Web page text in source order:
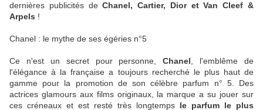
dernières publicités deChanel, Cartier, Dior et Van Cleef &
Arpels !
Chanel : le mythe de ses égéries n°5
Ce n'est un secret pour personne,Chanel , l'emblême de
l'élégance à la française a toujours recherché le plus haut de
gamme pour la promotion de son célèbre parfum n° 5. Des
actrices glamours aux films originaux, la marque a su jouer sur
ces créneaux et est resté très longtemps le parfum le plus